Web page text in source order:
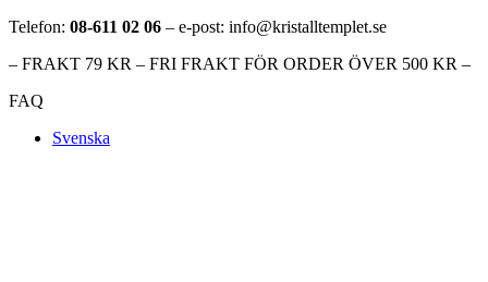
Telefon: 08-611 02 06 – e-post: info@kristalltemplet.se
– FRAKT 79 KR – FRI FRAKT FÖR ORDER ÖVER 500 KR –
FAQ
Svenska